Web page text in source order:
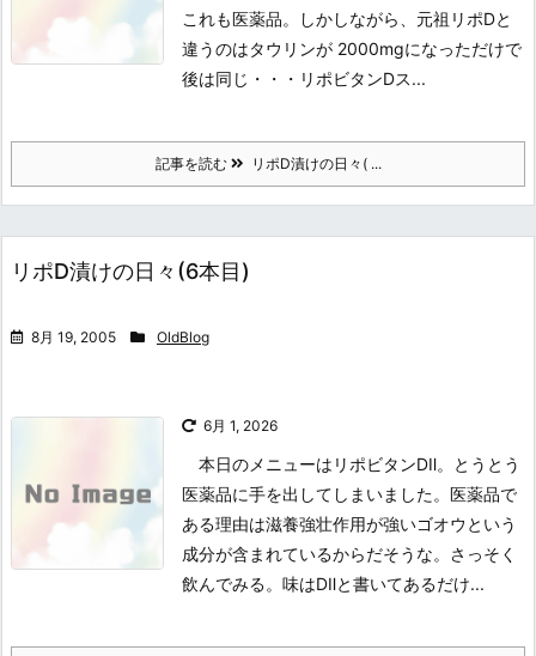
これも医薬品。しかしながら、元祖リポDと
違うのはタウリンが 2000mgになっただけで
後は同じ・・・リポビタンDス...
記事を読む リポD漬けの日々( ...
リポD漬けの日々(6本目)
8月 19, 2005 OldBlog
6月 1, 2026
本日のメニューはリポビタンDⅡ。とうとう
医薬品に手を出してしまいました。医薬品で
ある理由は滋養強壮作用が強いゴオウという
成分が含まれているからだそうな。さっそく
飲んでみる。味はDⅡと書いてあるだけ...